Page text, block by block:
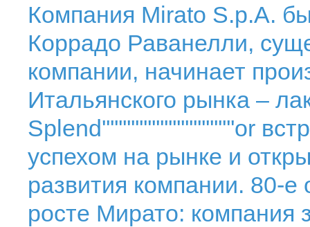
Компания Mirato S.p.A.
Коррадо Раванелли,
компании, начинает
Итальянского рынка –
Splend''''''''''''''''''''''''''''''''or
успехом на рынке и
развития компании. 80-
росте Мирато: компания